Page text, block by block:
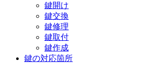
鍵開け
鍵交換
鍵修理
鍵取付
鍵作成
鍵の対応箇所